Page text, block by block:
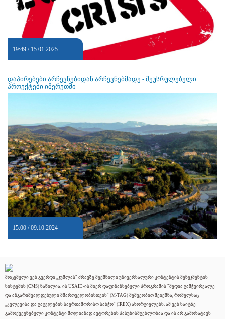
19:49 / 15.01.2025
დაპირებები არჩევნებიდან არჩევნებმადე - შეუსრულებელი
პროექტები იმერეთში
15:00 / 09.10.2024
მოცემული ვებ გვერდი „ჯუმლას" ძრავზე შექმნილი უნივერსალური კონტენტის მენეჯმენტის
სისტემის (CMS) ნაწილია. ის USAID-ის მიერ დაფინანსებული პროგრამის "მედია გამჭვირვალე
და ანგარიშვალდებული მმართველობისთვის" (M-TAG) მეშვეობით შეიქმნა, რომელსაც
„კვლევისა და გაცვლების საერთაშორისო საბჭო" (IREX) ახორციელებს. ამ ვებ საიტზე
გამოქვეყნებული კონტენტი მთლიანად ავტორების პასუხისმგებლობაა და ის არ გამოხატავს